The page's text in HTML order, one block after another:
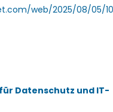
web/2025/08/05/
Datenschutz und IT-